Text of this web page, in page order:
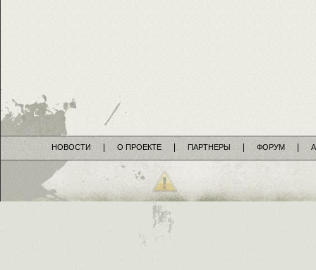
НОВОСТИ О ПРОЕКТЕ ПАРТНЕРЫ ФОРУМ